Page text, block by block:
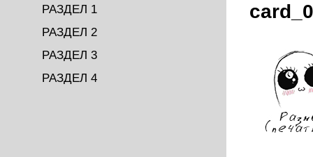
РАЗДЕЛ 1
РАЗДЕЛ 2
РАЗДЕЛ 3
РАЗДЕЛ 4